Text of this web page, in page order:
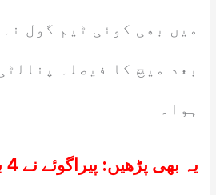
میں بھی کوئی ٹیم گول
بعد میچ کا فیصلہ
ہوا۔
یہ بھی پڑھیں: